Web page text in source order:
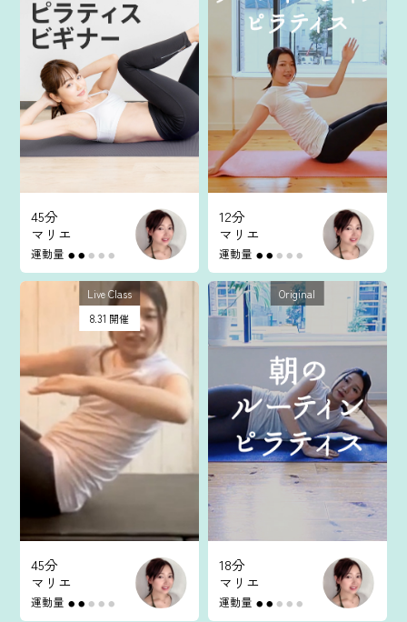
45分
マリエ
運動量 ● ● ● ● ●
12分
マリエ
運動量 ● ● ● ● ●
Live Class
8.31 開催
45分
マリエ
運動量 ● ● ● ● ●
Original
18分
マリエ
運動量 ● ● ● ● ●